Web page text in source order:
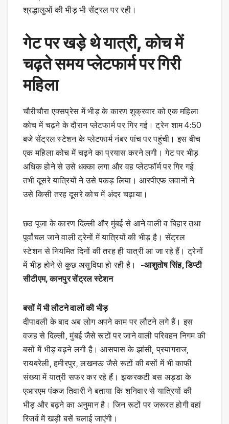
श्रद्धालुओं की भीड़ भी सेंट्रल पर रही।
गेट पर खड़े थे यात्री, कोच में
चढ़ते समय प्लेटफार्म पर गिरी
महिला
चौरीचौरा एक्सप्रेस में भीड़ के कारण शुक्रवार को एक महिला
कोच में चढ़ने के दौरान प्लेटफार्म पर गिर गई। ट्रेन शाम 4:50
बजे सेंट्रल स्टेशन के प्लेटफार्म नंबर पांच पर पहुंची। इस बीच
एक महिला कोच में चढ़ने का प्रयास करने लगी। गेट पर भीड़
अधिक होने से उसे धक्का लगा और वह प्लेटफॉर्म पर गिर गई
तभी दूसरे यात्रियों ने उसे पकड़ लिया। आरपीएफ जवानों ने
उसे किसी तरह दूसरे कोच में अंदर चढ़ाया।
छठ पूजा के कारण दिल्ली और मुंबई से आने वाली व बिहार तथा
पूर्वांचल जाने वाली ट्रेनों में यात्रियों की भीड़ है। सेंट्रल
स्टेशन से नियमित दिनों की तरह ही यात्री आ जा रहे हैं। ट्रेनों
में भीड़ होने से कुछ असुविधा हो रही है। -आशुतोष सिंह, डिप्टी
सीटीएम, कानपुर सेंट्रल स्टेशन
बसों में भी लौटने वालों की भीड़
दीपावली के बाद अब लोग अपने काम पर लौटने लगे हैं। इस
वजह से दिल्ली, मुंबई जैसे रूटों पर जाने वाली परिवहन निगम की
बसों में भीड़ बढ़ने लगी है। आसपास के झांसी, प्रयागराज,
रायबरेली, हमीरपुर, लखनऊ जैसे रूटों की बसों में भी काफी
संख्या में यात्री सफर कर रहे हैं। झकरकटी बस अड्डा के
एआरएम पंकज तिवारी ने बताया कि शनिवार से यात्रियों की
भीड़ और बढ़ने का अनुमान है। जिन रूटों पर जरूरत होगी वहां
रिजर्व में खड़ी बसें चलाई जाएंगी।